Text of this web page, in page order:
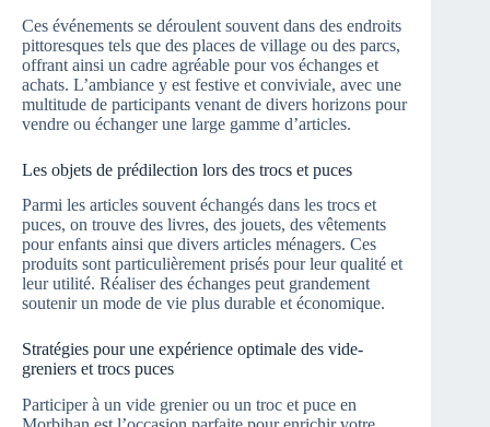
Ces événements se déroulent souvent dans des endroits
pittoresques tels que des places de village ou des parcs,
offrant ainsi un cadre agréable pour vos échanges et
achats. L’ambiance y est festive et conviviale, avec une
multitude de participants venant de divers horizons pour
vendre ou échanger une large gamme d’articles.
Les objets de prédilection lors des trocs et puces
Parmi les articles souvent échangés dans les trocs et
puces, on trouve des livres, des jouets, des vêtements
pour enfants ainsi que divers articles ménagers. Ces
produits sont particulièrement prisés pour leur qualité et
leur utilité. Réaliser des échanges peut grandement
soutenir un mode de vie plus durable et économique.
Stratégies pour une expérience optimale des vide-
greniers et trocs puces
Participer à un vide grenier ou un troc et puce en